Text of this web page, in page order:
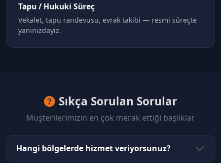
Tapu / Hukuki Süreç
Vekalet, tapu randevusu, evrak takibi — resmi süreçte
yanınızdayız.
Sıkça Sorulan Sorular
Müşterilerimizin en çok merak ettiği başlıklar
Hangi bölgelerde hizmet veriyorsunuz?